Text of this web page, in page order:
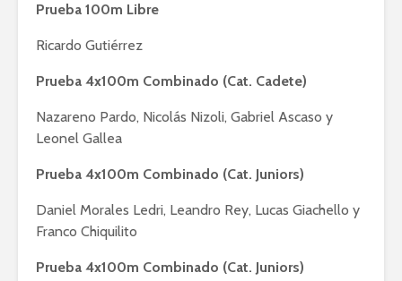
Prueba 100m Libre
Ricardo Gutiérrez
Prueba 4x100m Combinado (Cat. Cadete)
Nazareno Pardo, Nicolás Nizoli, Gabriel Ascaso y
Leonel Gallea
Prueba 4x100m Combinado (Cat. Juniors)
Daniel Morales Ledri, Leandro Rey, Lucas Giachello y
Franco Chiquilito
Prueba 4x100m Combinado (Cat. Juniors)